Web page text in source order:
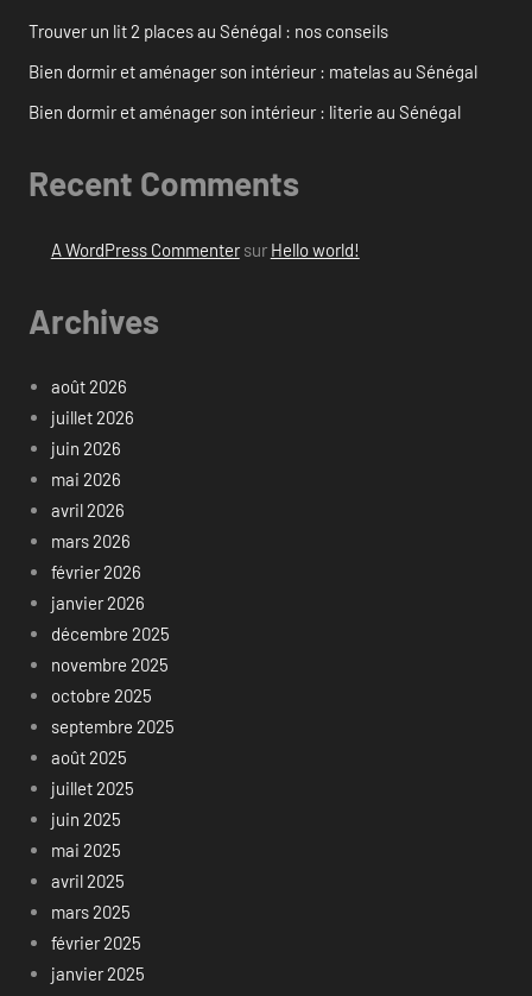
Trouver un lit 2 places au Sénégal : nos conseils
Bien dormir et aménager son intérieur : matelas au Sénégal
Bien dormir et aménager son intérieur : literie au Sénégal
Recent Comments
A WordPress Commentersur Hello world!
Archives
août 2026
juillet 2026
juin 2026
mai 2026
avril 2026
mars 2026
février 2026
janvier 2026
décembre 2025
novembre 2025
octobre 2025
septembre 2025
août 2025
juillet 2025
juin 2025
mai 2025
avril 2025
mars 2025
février 2025
janvier 2025